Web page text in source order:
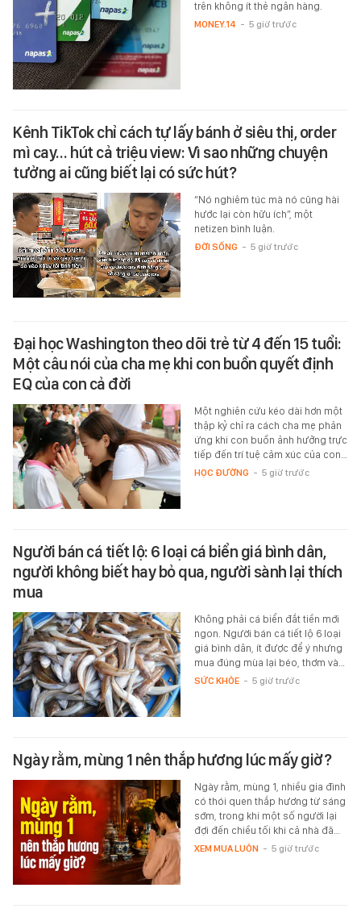
trên không ít thẻ ngân hàng.
MONEY.14 - 5 giờ trước
Kênh TikTok chỉ cách tự lấy bánh ở siêu thị, order
mì cay… hút cả triệu view: Vì sao những chuyện
tưởng ai cũng biết lại có sức hút?
“Nó nghiêm túc mà nó cũng hài
hước lại còn hữu ích”, một
netizen bình luận.
ĐỜI SỐNG - 5 giờ trước
Đại học Washington theo dõi trẻ từ 4 đến 15 tuổi:
Một câu nói của cha mẹ khi con buồn quyết định
EQ của con cả đời
Một nghiên cứu kéo dài hơn một
thập kỷ chỉ ra cách cha mẹ phản
ứng khi con buồn ảnh hưởng trực
tiếp đến trí tuệ cảm xúc của con…
HỌC ĐƯỜNG - 5 giờ trước
Người bán cá tiết lộ: 6 loại cá biển giá bình dân,
người không biết hay bỏ qua, người sành lại thích
mua
Không phải cá biển đắt tiền mới
ngon. Người bán cá tiết lộ 6 loại
giá bình dân, ít được để ý nhưng
mua đúng mùa lại béo, thơm và…
SỨC KHỎE - 5 giờ trước
Ngày rằm, mùng 1 nên thắp hương lúc mấy giờ?
Ngày rằm, mùng 1, nhiều gia đình
có thói quen thắp hương từ sáng
sớm, trong khi một số người lại
đợi đến chiều tối khi cả nhà đã…
XEM MUA LUÔN - 5 giờ trước